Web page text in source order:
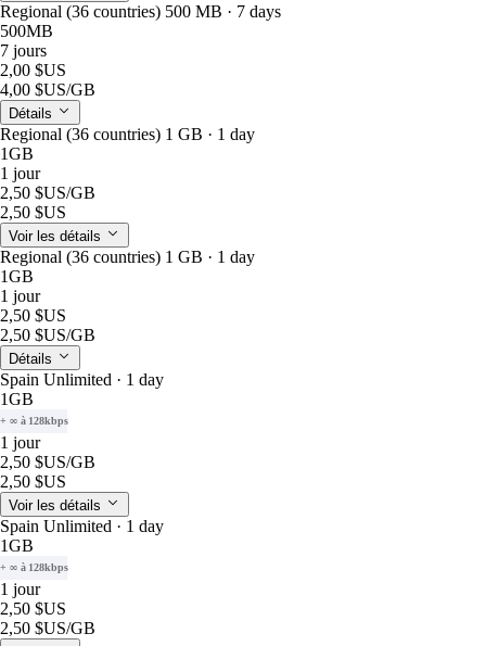
Regional (36 countries) 500 MB · 7 days
500MB
7 jours
2,00 $US
4,00 $US/GB
Détails
Regional (36 countries) 1 GB · 1 day
1GB
1 jour
2,50 $US/GB
2,50 $US
Voir les détails
Regional (36 countries) 1 GB · 1 day
1GB
1 jour
2,50 $US
2,50 $US/GB
Détails
Spain Unlimited · 1 day
1GB
+ ∞ à 128kbps
1 jour
2,50 $US/GB
2,50 $US
Voir les détails
Spain Unlimited · 1 day
1GB
+ ∞ à 128kbps
1 jour
2,50 $US
2,50 $US/GB